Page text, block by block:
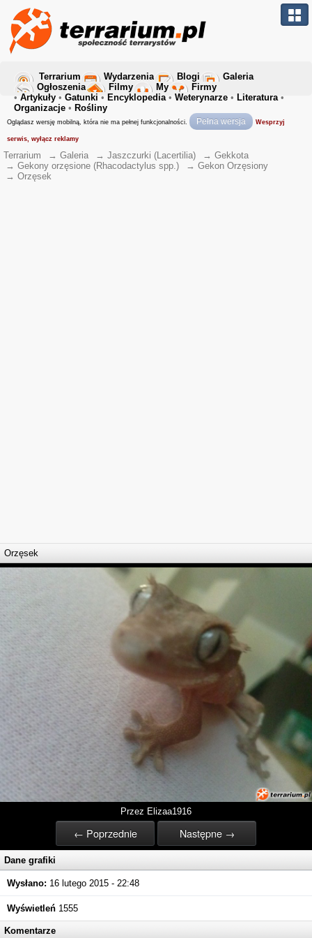
Terrarium Wydarzenia Blogi
Galeria
Ogłoszenia
Filmy My
Firmy
• Artykuły • Gatunki • Encyklopedia• Weterynarze • Literatura•
Organizacje • Rośliny
Oglądasz wersję mobilną, która nie ma pełnej funkcjonalności. Pełna wersja Wesprzyj
serwis, wyłącz reklamy
Terrarium → Galeria → Jaszczurki (Lacertilia) → Gekkota
→ Gekony orzęsione (Rhacodactylus spp.) → Gekon Orzęsiony
→ Orzęsek
Orzęsek
Przez Elizaa1916
← Poprzednie Następne →
Dane grafiki
Wysłano: 16 lutego 2015 - 22:48
Wyświetleń 1555
Komentarze